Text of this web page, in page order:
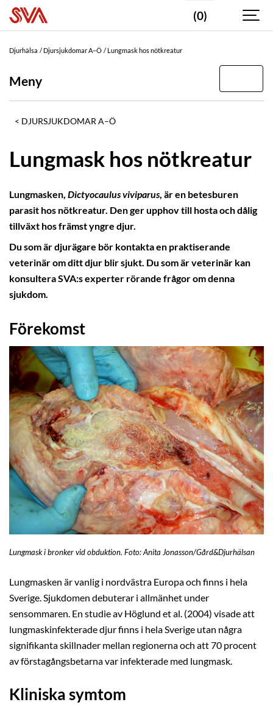
(0)
Djurhälsa Djursjukdomar A–Ö Lungmask hos nötkreatur
Meny
DJURSJUKDOMAR A–Ö
Lungmask hos nötkreatur
Lungmasken, Dictyocaulus viviparus, är en betesburen
parasit hos nötkreatur. Den ger upphov till hosta och dålig
tillväxt hos främst yngre djur.
Du som är djurägare bör kontakta en praktiserande
veterinär om ditt djur blir sjukt. Du som är veterinär kan
konsultera SVA:s experter rörande frågor om denna
sjukdom.
Förekomst
Lungmask i bronker vid obduktion. Foto: Anita Jonasson/Gård&Djurhälsan
Lungmasken är vanlig i nordvästra Europa och finns i hela
Sverige. Sjukdomen debuterar i allmänhet under
sensommaren. En studie av Höglund et al. (2004) visade att
lungmaskinfekterade djur finns i hela Sverige utan några
signifikanta skillnader mellan regionerna och att 70 procent
av förstagångsbetarna var infekterade med lungmask.
Kliniska symtom